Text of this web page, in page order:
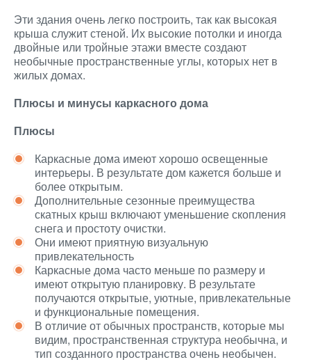
Эти здания очень легко построить, так как высокая
крыша служит стеной. Их высокие потолки и иногда
двойные или тройные этажи вместе создают
необычные пространственные углы, которых нет в
жилых домах.
Плюсы и минусы каркасного дома
Плюсы
Каркасные дома имеют хорошо освещенные
интерьеры. В результате дом кажется больше и
более открытым.
Дополнительные сезонные преимущества
скатных крыш включают уменьшение скопления
снега и простоту очистки.
Они имеют приятную визуальную
привлекательность
Каркасные дома часто меньше по размеру и
имеют открытую планировку. В результате
получаются открытые, уютные, привлекательные
и функциональные помещения.
В отличие от обычных пространств, которые мы
видим, пространственная структура необычна, и
тип созданного пространства очень необычен.